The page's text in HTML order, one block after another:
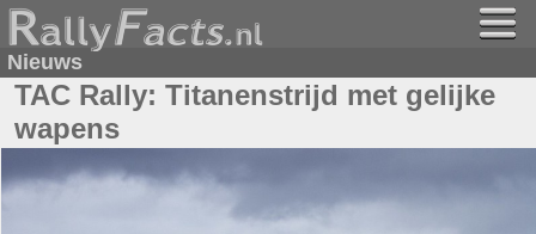
Nieuws
TAC Rally: Titanenstrijd met gelijke
wapens